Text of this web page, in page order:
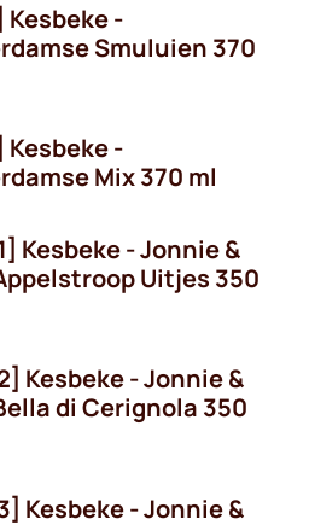
Kesbeke -
Smuluien 370
Kesbeke -
Mix 370 ml
Kesbeke - Jonnie &
Uitjes 350
Kesbeke - Jonnie &
di Cerignola 350
Kesbeke - Jonnie &